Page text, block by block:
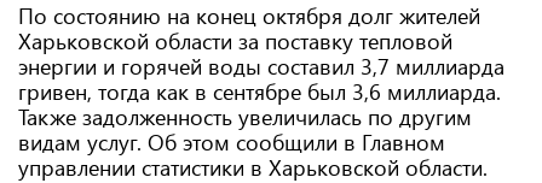
По состоянию на конец октября долг жителей
Харьковской области за поставку тепловой
энергии и горячей воды составил 3,7 миллиарда
гривен, тогда как в сентябре был 3,6 миллиарда.
Также задолженность увеличилась по другим
видам услуг. Об этом сообщили в Главном
управлении статистики в Харьковской области.